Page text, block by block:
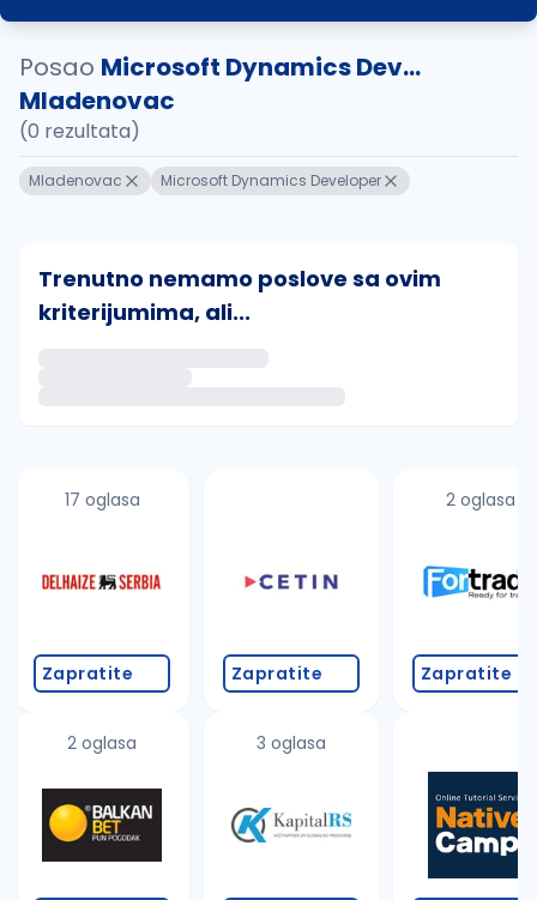
Posao Microsoft Dynamics Dev...
Mladenovac
(0 rezultata)
Mladenovac Microsoft Dynamics Developer
Trenutno nemamo poslove sa ovim
kriterijumima, ali...
proverite pravopisne greške (koristite č, ć, š, đ,
promenite odabrane filtere pretrage
17 oglasa
Zapratite
2 oglasa
Zapratite
3 oglasa
2 oglasa
Zapratite